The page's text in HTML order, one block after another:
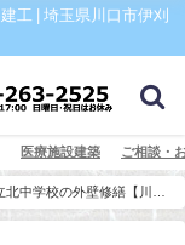
工 | 埼玉県川口市伊刈
医療施設建築 ご相談・
北中学校の外壁修繕【川口